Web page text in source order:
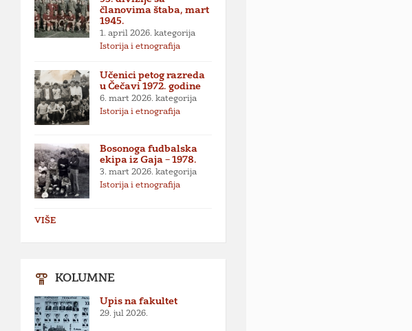
članovima štaba, mart
1945.
1. april 2026. kategorija
Istorija i etnografija
Učenici petog razreda
u Čečavi 1972. godine
6. mart 2026. kategorija
Istorija i etnografija
Bosonoga fudbalska
ekipa iz Gaja – 1978.
3. mart 2026. kategorija
Istorija i etnografija
VIŠE
KOLUMNE
Upis na fakultet
29. jul 2026.